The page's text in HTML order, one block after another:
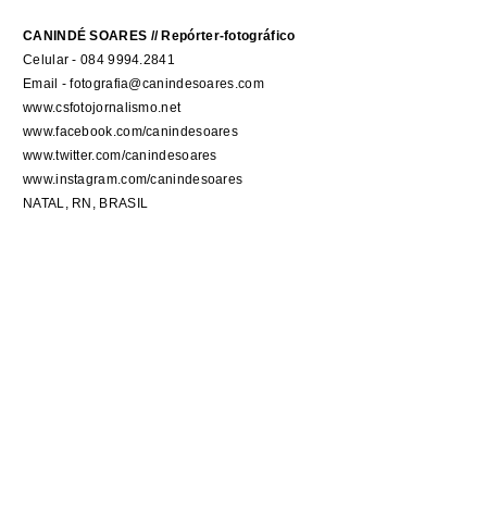
CANINDÉ SOARES // Repórter-fotográfico
Celular - 084 9994.2841
Email - fotografia@canindesoares.com
www.csfotojornalismo.net
www.facebook.com/canindesoares
www.twitter.com/canindesoares
www.instagram.com/canindesoares
NATAL, RN, BRASIL